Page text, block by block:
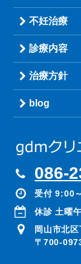
不妊治療
診療内容
治療方針
blog
086-
受付 9:00
休診 土曜
岡山市北
〒700-